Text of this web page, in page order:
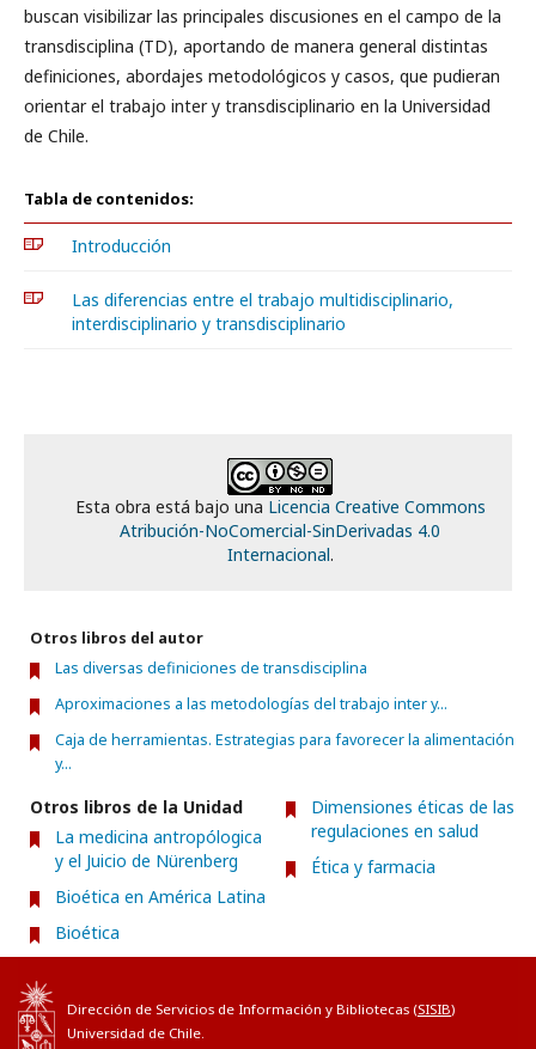
buscan visibilizar las principales discusiones en el campo de la
transdisciplina (TD), aportando de manera general distintas
definiciones, abordajes metodológicos y casos, que pudieran
orientar el trabajo inter y transdisciplinario en la Universidad
de Chile.
Tabla de contenidos:
Introducción
Las diferencias entre el trabajo multidisciplinario,
interdisciplinario y transdisciplinario
Esta obra está bajo una Licencia Creative Commons
Atribución-NoComercial-SinDerivadas 4.0
Internacional.
Otros libros del autor
Las diversas definiciones de transdisciplina
Aproximaciones a las metodologías del trabajo inter y...
Caja de herramientas. Estrategias para favorecer la alimentación
y...
Otros libros de la Unidad
La medicina antropólogica
y el Juicio de Nürenberg
Bioética en América Latina
Bioética
Dimensiones éticas de las
regulaciones en salud
Ética y farmacia
Dirección de Servicios de Información y Bibliotecas (SISIB)
Universidad de Chile.